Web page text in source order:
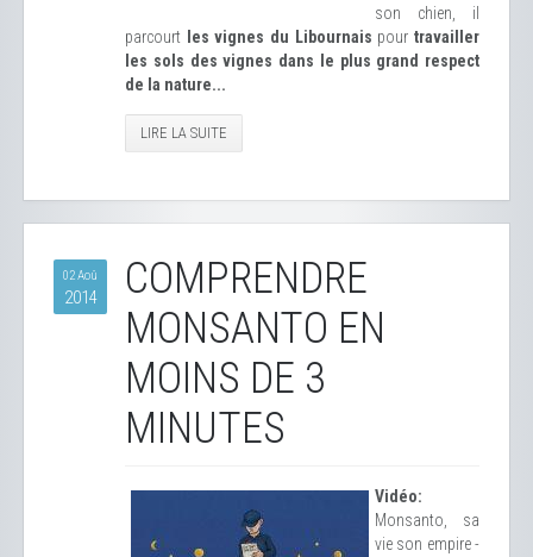
son chien, il
parcourt
les vignes du Libournais pourtravailler
les sols des vignes dans le plus grand respect
de la nature...
LIRE LA SUITE
02 Aoû
2014
COMPRENDRE
MONSANTO EN
MOINS DE 3
MINUTES
Vidéo:
Monsanto, sa
vie son empire -